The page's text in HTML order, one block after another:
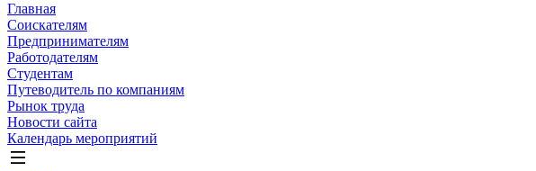
Главная
Соискателям
Предпринимателям
Работодателям
Студентам
Путеводитель по компаниям
Рынок труда
Новости сайта
Календарь мероприятий